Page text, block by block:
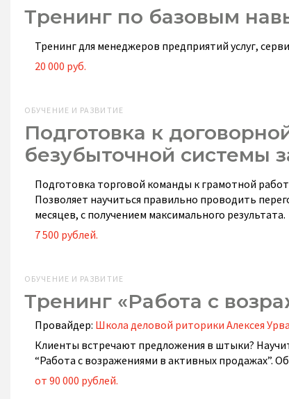
Тренинг по базовым
Тренинг для менеджеров предприятий услуг,
20 000 руб.
ОБУЧЕНИЕ И РАЗВИТИЕ
Подготовка к
безубыточной системы
Подготовка торговой команды к грамотной
Позволяет научиться правильно проводить
месяцев, с получением максимального результата.
7 500 рублей.
ОБУЧЕНИЕ И РАЗВИТИЕ
Тренинг «Работа с
Провайдер: Школа деловой риторики Алексея
Клиенты встречают предложения в штыки?
“Работа с возражениями в активных продажах”.
от 90 000 рублей.